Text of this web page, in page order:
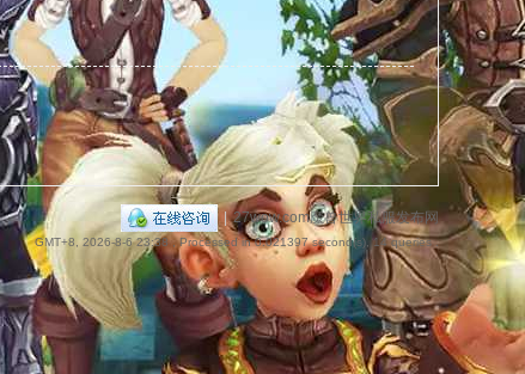
航
| 27wow.com魔兽世界私服发布网
GMT+8, 2026-8-6 23:38, Processed in 0.021397 second(s), 14 queries .